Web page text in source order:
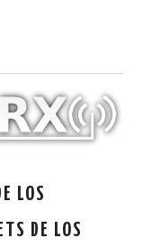
LOS
DE LOS